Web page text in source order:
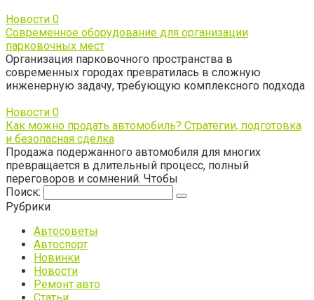
Новости 0
Современное оборудование для организации
парковочных мест
Организация парковочного пространства в
современных городах превратилась в сложную
инженерную задачу, требующую комплексного подхода
Новости 0
Как можно продать автомобиль? Стратегии, подготовка
и безопасная сделка
Продажа подержанного автомобиля для многих
превращается в длительный процесс, полный
переговоров и сомнений. Чтобы
Поиск:
Рубрики
Автосоветы
Автоспорт
Новинки
Новости
Ремонт авто
Статьи